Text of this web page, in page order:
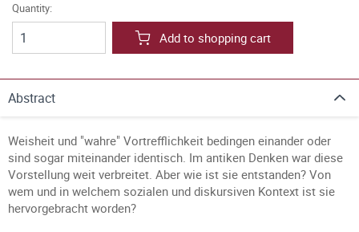
Quantity:
Add to shopping cart
Abstract
Weisheit und "wahre" Vortrefflichkeit bedingen einander oder
sind sogar miteinander identisch. Im antiken Denken war diese
Vorstellung weit verbreitet. Aber wie ist sie entstanden? Von
wem und in welchem sozialen und diskursiven Kontext ist sie
hervorgebracht worden?